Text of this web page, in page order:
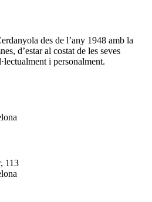
des de l’any 1948 amb la
d’estar al costat de les seves
i personalment.
113